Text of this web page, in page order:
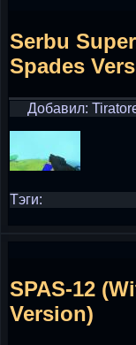
Serbu
Spades
Добавил:
Тэги:
SPAS-12
Version)